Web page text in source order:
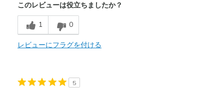
Breathe Well
Comfortable
Durable
以下に最適
このレビューは役立ちましたか？
1 0
レビューにフラグを付ける
5